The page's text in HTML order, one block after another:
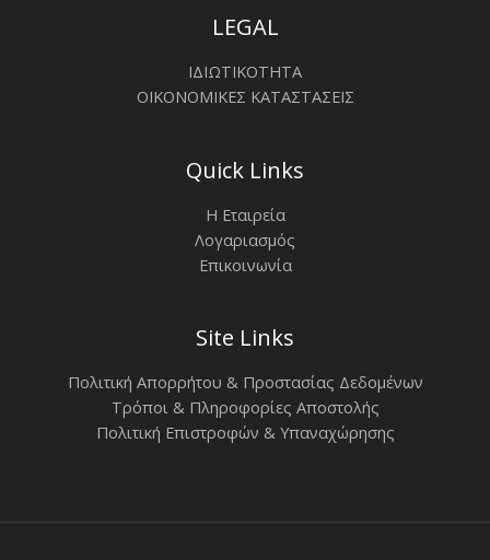
LEGAL
ΙΔΙΩΤΙΚΟΤΗΤΑ
ΟΙΚΟΝΟΜΙΚΕΣ ΚΑΤΑΣΤΑΣΕΙΣ
Quick Links
Η Εταιρεία
Λογαριασμός
Επικοινωνία
Site Links
Πολιτική Απορρήτου & Προστασίας Δεδομένων
Τρόποι & Πληροφορίες Αποστολής
Πολιτική Επιστροφών & Υπαναχώρησης